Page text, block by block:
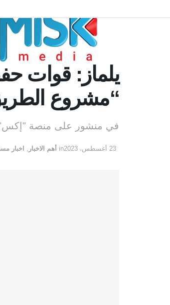
يلماز: قوات
“مشروع
في منشور على منصة
23 أغسطس، 2023 in أهم الاخبار اخبار